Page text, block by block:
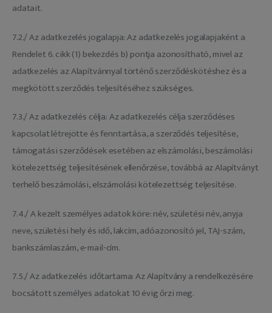
adatait.
7.2./ Az adatkezelés jogalapja: Az adatkezelés jogalapjaként a
Rendelet 6. cikk (1) bekezdés b) pontja azonosítható, mivel az
adatkezelés az Alapítvánnyal történő szerződéskötéshez és a
megkötött szerződés teljesítéséhez szükséges.
7.3./ Az adatkezelés célja: Az adatkezelés célja szerződéses
kapcsolat létrejötte és fenntartása, a szerződés teljesítése,
támogatási szerződések esetében az elszámolási, beszámolási
kötelezettség teljesítésének ellenőrzése, továbbá az Alapítványt
terhelő beszámolási, elszámolási kötelezettség teljesítése.
7.4./ A kezelt személyes adatok köre: név, születési név, anyja
neve, születési hely és idő, lakcím, adóazonosító jel, TAJ-szám,
bankszámlaszám, e-mail-cím.
7.5./ Az adatkezelés időtartama: Az Alapítvány a rendelkezésére
bocsátott személyes adatokat 10 évig őrzi meg.